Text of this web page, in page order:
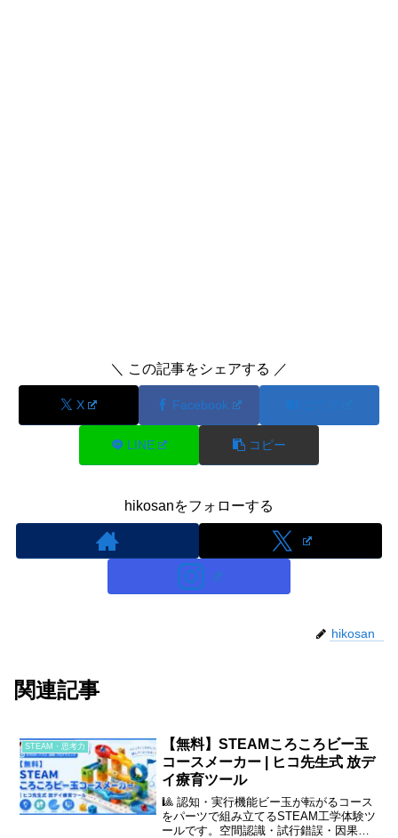
＼ この記事をシェアする ／
X Facebook
LINE コピー
hikosanをフォローする
hikosan
関連記事
STEAM・思考力
【無料】STEAMころころビー玉
コースメーカー | ヒコ先生式 放デ
イ療育ツール
🎱 認知・実行機能ビー玉が転がるコース
をパーツで組み立てるSTEAM工学体験ツ
ールです。空間認識・試行錯誤・因果関